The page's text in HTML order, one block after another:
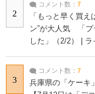
2
コメント数： 7
「もっと早く買
ン”が大人気 「プ
した」（2/2） |
3
コメント数： 7
兵庫県の「ケーキ